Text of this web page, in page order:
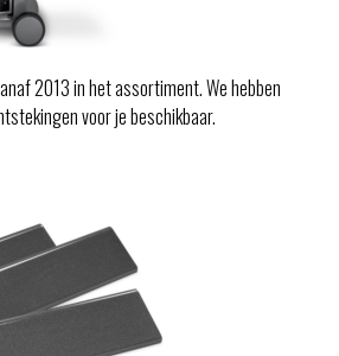
2013 in het assortiment. We hebben
voor je beschikbaar.